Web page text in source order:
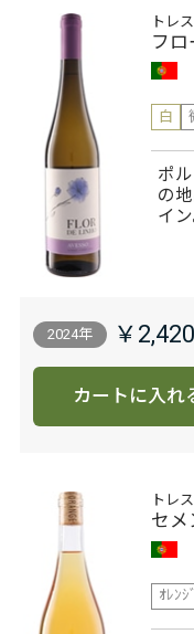
トレ
フ
白
ポ
の
イ
2024年 ￥2,420
カートに入れ
トレ
セメ
ｵﾚﾝｼﾞ